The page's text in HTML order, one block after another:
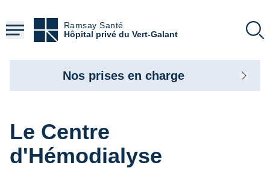
contenu
principal
Ramsay Santé
Hôpital privé du Vert-Galant
Le Centre
d'Hémodialyse
Nos prises en charge